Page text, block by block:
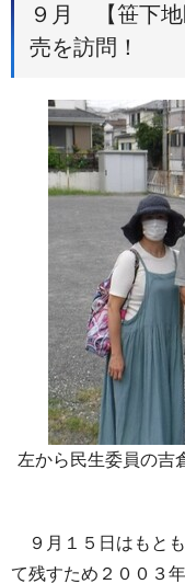
９月 【笹下地
売を訪問！
左から民生委員の吉
９月１５日はもと
て残すため２００３